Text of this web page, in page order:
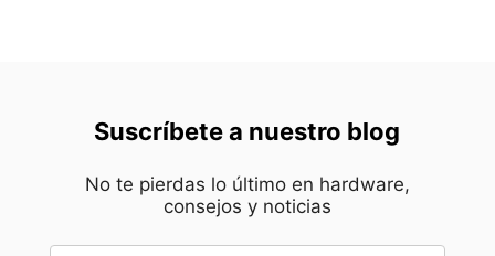
Suscríbete a nuestro blog
No te pierdas lo último en hardware,
consejos y noticias